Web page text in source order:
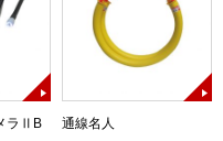
ラⅡB
通線名人